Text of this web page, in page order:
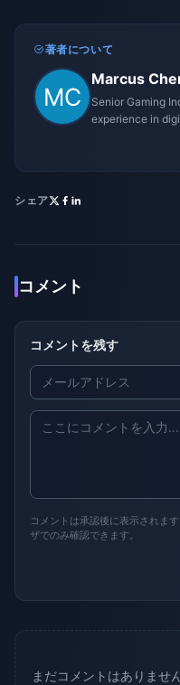
著者について
Marcus
Senior Gaming
experience in
シェア
コメント
コメントを残す
コメントは承認後に表示されま
ザでのみ確認できます。
まだコメントはありませ